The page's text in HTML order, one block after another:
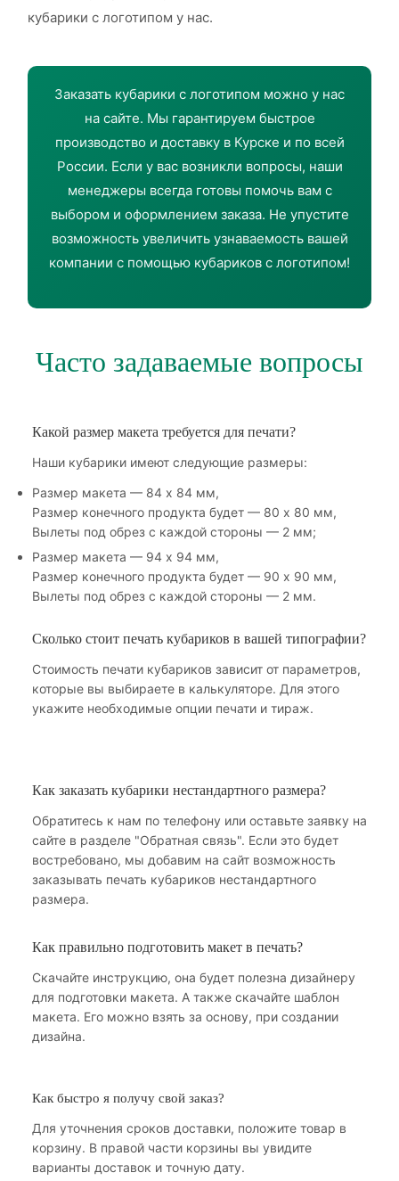
кубарики с логотипом у нас.
Заказать кубарики с логотипом можно у нас
на сайте. Мы гарантируем быстрое
производство и доставку в Курске и по всей
России. Если у вас возникли вопросы, наши
менеджеры всегда готовы помочь вам с
выбором и оформлением заказа. Не упустите
возможность увеличить узнаваемость вашей
компании с помощью кубариков с логотипом!
Часто задаваемые вопросы
Какой размер макета требуется для печати?
Наши кубарики имеют следующие размеры:
Размер макета — 84 х 84 мм,
Размер конечного продукта будет — 80 х 80 мм,
Вылеты под обрез с каждой стороны — 2 мм;
Размер макета — 94 х 94 мм,
Размер конечного продукта будет — 90 х 90 мм,
Вылеты под обрез с каждой стороны — 2 мм.
Сколько стоит печать кубариков в вашей типографии?
Стоимость печати кубариков зависит от параметров,
которые вы выбираете в калькуляторе. Для этого
укажите необходимые опции печати и тираж.
Как заказать кубарики нестандартного размера?
Обратитесь к нам по телефону или оставьте заявку на
сайте в разделе "Обратная связь". Если это будет
востребовано, мы добавим на сайт возможность
заказывать печать кубариков нестандартного
размера.
Как правильно подготовить макет в печать?
Скачайте инструкцию, она будет полезна дизайнеру
для подготовки макета. А также скачайте шаблон
макета. Его можно взять за основу, при создании
дизайна.
Как быстро я получу свой заказ?
Для уточнения сроков доставки, положите товар в
корзину. В правой части корзины вы увидите
варианты доставок и точную дату.